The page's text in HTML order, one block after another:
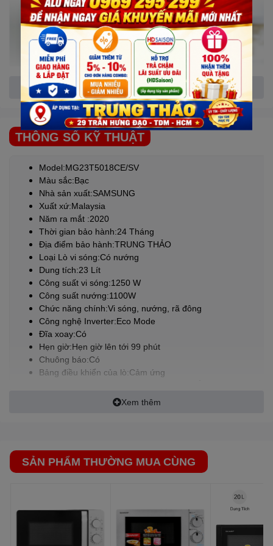
- Bên cạnh đó, lò còn có chức năng rã đông nhanh với 5 lựa chọn
cho 5 loại thực phẩm phổ biến: thịt bò, thịt gà, cá, rau củ và bánh
mì giúp thực phẩm giữ trọn vị tươi ngon và tiết kiệm thời gian.
Chức năng nướng, chiên không dầu giúp món ăn được nấu chín
đều và tốt cho sức khỏe.
Thương hiệu, nơi sản xuất
MG23T5018CE/SV là sản phẩm của thương hiệu
Hàn Quốc, được sản xuất tại Malaysia đảm bảo chất lượng.
Thiết kế của sản phẩm
- Khoang lò được tráng men Ceramic giúp lau chùi dễ dàng, đồng
thời hạn chế tình trạng ngả màu theo thời gian. Bề mặt bền đẹp,
có khả năng chống trầy xước và rỉ sét.
- Bảng điều khiển cảm ứng nhạy, có chú thích tiếng Anh giúp
- Nấu vi sóng.
- Nướng.
- Nấu vi sóng kết hợp nướng.
Xem thêm
THÔNG SỐ KỸ THUẬT
Model:MG23T5018CE/SV
Màu sắc:Bạc
Nhà sản xuất:SAMSUNG
Xuất xứ:Malaysia
Năm ra mắt :2020
Thời gian bảo hành:24 Tháng
Địa điểm bảo hành:TRUNG THẢO
Loại Lò vi sóng:Có nướng
Dung tích:23 Lít
Công suất vi sóng:1250 W
Công suất nướng:1100W
Chức năng chính:Vi sóng, nướng, rã đông
Công nghệ Inverter:Eco Mode
Đĩa xoay:Có
Hẹn giờ:Hẹn giờ lên tới 99 phút
Chuông báo:Có
Bảng điều khiển của lò:Cảm ứng
Chức năng khác:Có nướng, Rã đông nhanh, Tính năng
Kích thước sản phẩm:489 x 275 x 381 mm
Xem thêm
SẢN PHẨM THƯỜNG MUA CÙNG